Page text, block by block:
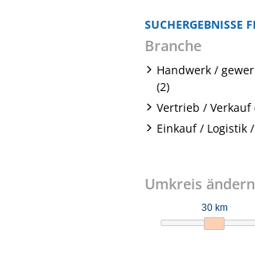
SUCHERGEBNISSE
Branche
Handwerk /
(2)
Vertrieb / Verkauf
Einkauf / Logistik
Umkreis ändern
30 km